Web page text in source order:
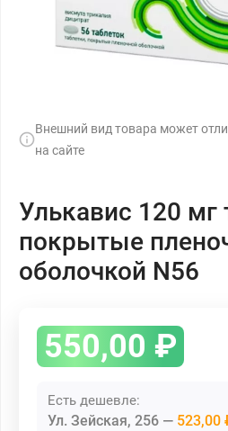
Внешний вид товара может
на сайте
Улькавис 120 мг
покрытые
оболочкой N56
550,00 ₽
Есть дешевле:
Ул. Зейская, 256 523,00